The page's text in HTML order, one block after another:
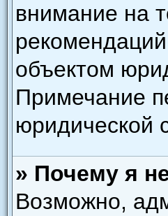
внимание на
объектом
Примечание
юридической
» Почему я
Возможно,